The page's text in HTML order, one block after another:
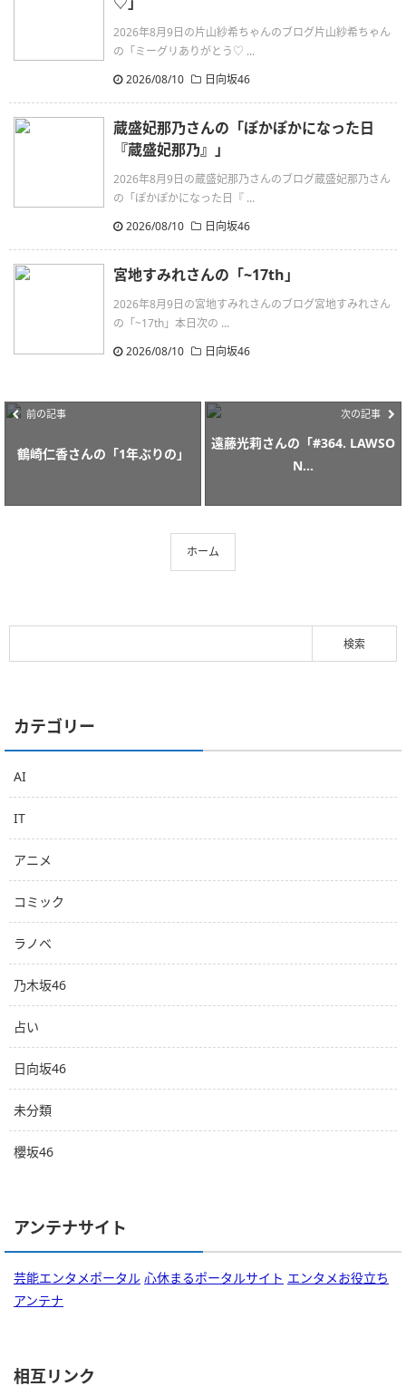
2026年8月9日の片山紗希ちゃんのブログ片山紗希ちゃん
の「ミーグリありがとう♡ ...
2026/08/10
日向坂46
蔵盛妃那乃さんの「ぽかぽかになった日
『蔵盛妃那乃』」
2026年8月9日の蔵盛妃那乃さんのブログ蔵盛妃那乃さん
の「ぽかぽかになった日『 ...
2026/08/10
日向坂46
宮地すみれさんの「~17th」
2026年8月9日の宮地すみれさんのブログ宮地すみれさん
の「~17th」本日次の ...
2026/08/10
日向坂46
前の記事
鶴崎仁香さんの「1年ぶりの」
次の記事
遠藤光莉さんの「#364. LAWSO
N...
ホーム
カテゴリー
AI
IT
アニメ
コミック
ラノベ
乃木坂46
占い
日向坂46
未分類
櫻坂46
アンテナサイト
芸能エンタメポータル 心休まるポータルサイト エンタメお役立ち
アンテナ
相互リンク